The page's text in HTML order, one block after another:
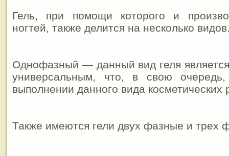
Гель, при помощи которого и
ногтей, также делится на несколько
Однофазный — данный вид геля
универсальным, что, в свою
выполнении данного вида косметических
Также имеются гели двух фазные и трех